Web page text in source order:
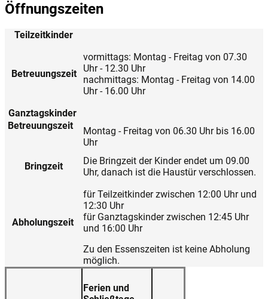
Öffnungszeiten
Teilzeitkinder
Betreuungszeit
vormittags: Montag - Freitag von 07.30
Uhr - 12.30 Uhr
nachmittags: Montag - Freitag von 14.00
Uhr - 16.00 Uhr
Ganztagskinder
Betreuungszeit
Montag - Freitag von 06.30 Uhr bis 16.00
Uhr
Bringzeit
Die Bringzeit der Kinder endet um 09.00
Uhr, danach ist die Haustür verschlossen.
Abholungszeit
für Teilzeitkinder zwischen 12:00 Uhr und
12:30 Uhr
für Ganztagskinder zwischen 12:45 Uhr
und 16:00 Uhr
Zu den Essenszeiten ist keine Abholung
möglich.
Ferien und